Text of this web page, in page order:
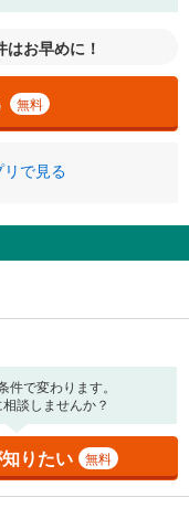
630万円
を入力してくださ
万円
さい。
て異なります。
融機関等にご確認の
設定で自動入力されてい
は何ら関係がなく、実際
ものではありません。返
。入力された金利を35年
注意ください。実際にお
ご確認をお願いいたしま
お早めに！
無料
で見る
件で変わります。
談しませんか？
りたい 無料